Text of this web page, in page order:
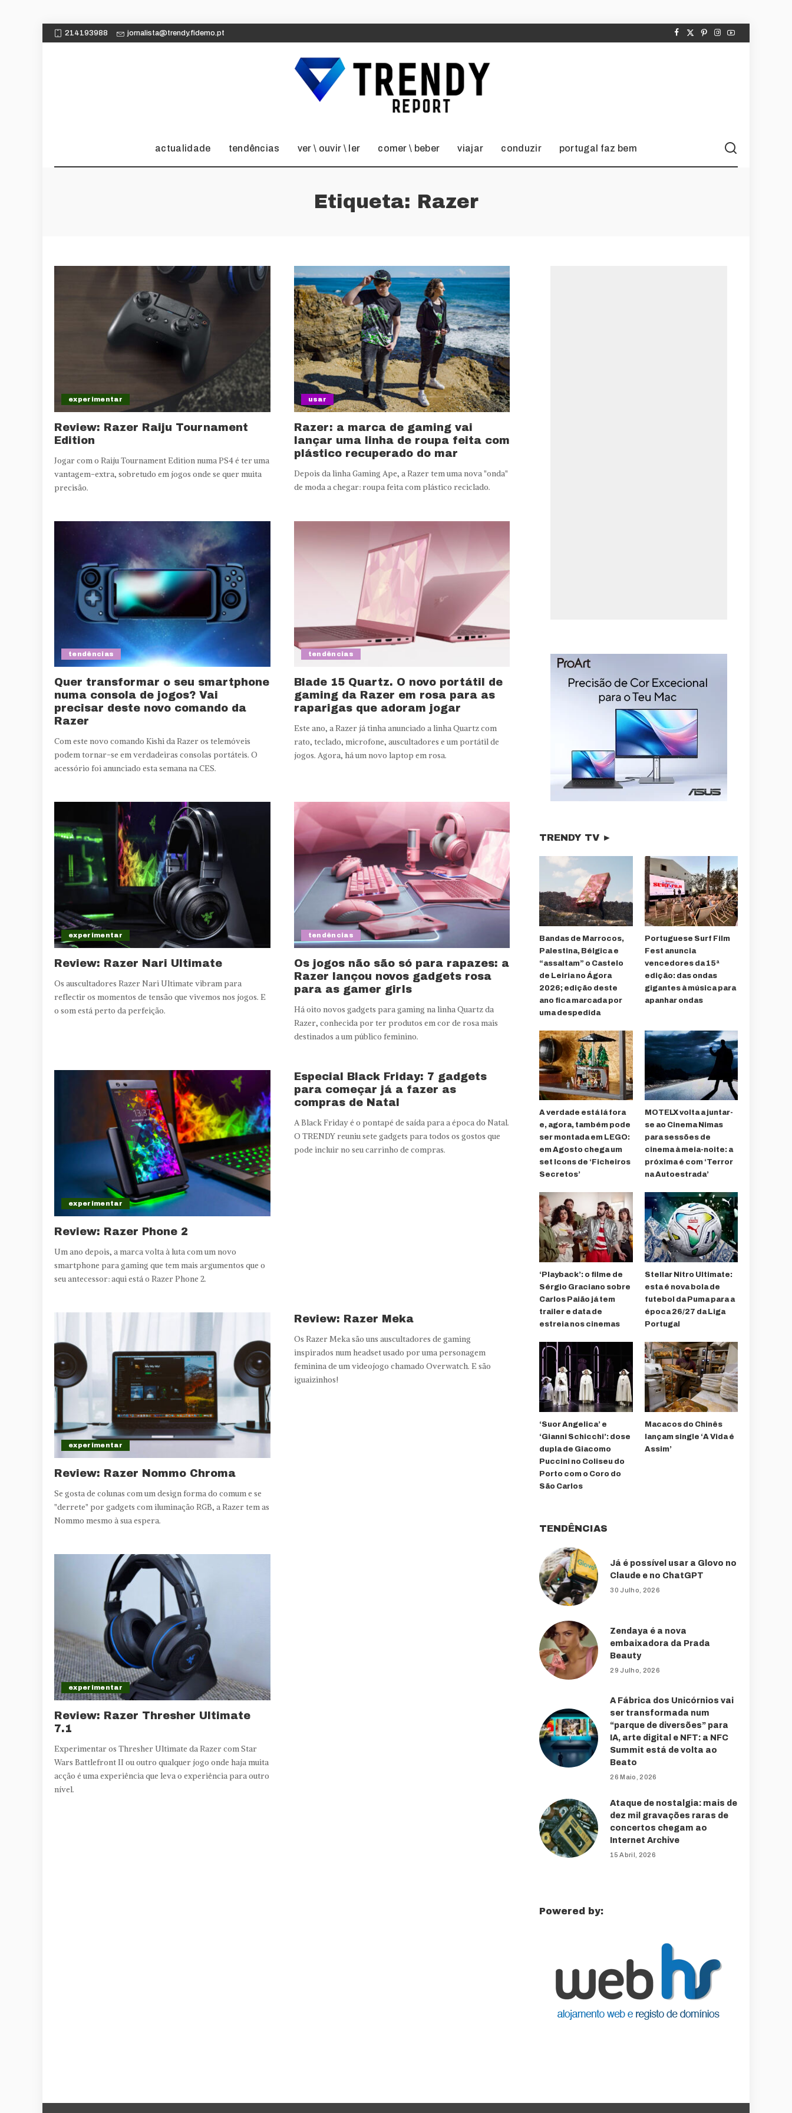
214193988 jornalista@trendy.fidemo.pt
actualidade tendências ver \ ouvir \ ler comer \ beber viajar conduzir portugal faz bem
Etiqueta: Razer
experimentar
Review: Razer Raiju Tournament
Edition
Jogar com o Raiju Tournament Edition numa PS4 é ter uma
vantagem-extra, sobretudo em jogos onde se quer muita
precisão.
usar
Razer: a marca de gaming vai
lançar uma linha de roupa feita com
plástico recuperado do mar
Depois da linha Gaming Ape, a Razer tem uma nova "onda"
de moda a chegar: roupa feita com plástico reciclado.
tendências
Quer transformar o seu smartphone
numa consola de jogos? Vai
precisar deste novo comando da
Razer
Com este novo comando Kishi da Razer os telemóveis
podem tornar-se em verdadeiras consolas portáteis. O
acessório foi anunciado esta semana na CES.
tendências
Blade 15 Quartz. O novo portátil de
gaming da Razer em rosa para as
raparigas que adoram jogar
Este ano, a Razer já tinha anunciado a linha Quartz com
rato, teclado, microfone, auscultadores e um portátil de
jogos. Agora, há um novo laptop em rosa.
experimentar
Review: Razer Nari Ultimate
Os auscultadores Razer Nari Ultimate vibram para
reflectir os momentos de tensão que vivemos nos jogos. E
o som está perto da perfeição.
tendências
Os jogos não são só para rapazes: a
Razer lançou novos gadgets rosa
para as gamer girls
Há oito novos gadgets para gaming na linha Quartz da
Razer, conhecida por ter produtos em cor de rosa mais
destinados a um público feminino.
experimentar
Review: Razer Phone 2
Um ano depois, a marca volta à luta com um novo
smartphone para gaming que tem mais argumentos que o
seu antecessor: aqui está o Razer Phone 2.
Especial Black Friday: 7 gadgets
para começar já a fazer as
compras de Natal
A Black Friday é o pontapé de saída para a época do Natal.
O TRENDY reuniu sete gadgets para todos os gostos que
pode incluir no seu carrinho de compras.
experimentar
Review: Razer Nommo Chroma
Se gosta de colunas com um design forma do comum e se
"derrete" por gadgets com iluminação RGB, a Razer tem as
Nommo mesmo à sua espera.
Review: Razer Meka
Os Razer Meka são uns auscultadores de gaming
inspirados num headset usado por uma personagem
feminina de um videojogo chamado Overwatch. E são
iguaizinhos!
experimentar
Review: Razer Thresher Ultimate
7.1
Experimentar os Thresher Ultimate da Razer com Star
Wars Battlefront II ou outro qualquer jogo onde haja muita
acção é uma experiência que leva o experiência para outro
nível.
TRENDY TV ►
Bandas de Marrocos,
Palestina, Bélgica e
“assaltam” o Castelo
de Leiria no Ágora
2026; edição deste
ano fica marcada por
uma despedida
Portuguese Surf Film
Fest anuncia
vencedores da 15ª
edição: das ondas
gigantes à música para
apanhar ondas
A verdade está lá fora
e, agora, também pode
ser montada em LEGO:
em Agosto chega um
set Icons de ‘Ficheiros
Secretos’
MOTELX volta a juntar-
se ao Cinema Nimas
para sessões de
cinema à meia-noite: a
próxima é com ‘Terror
na Autoestrada’
‘Playback’: o filme de
Sérgio Graciano sobre
Carlos Paião já tem
trailer e data de
estreia nos cinemas
Stellar Nitro Ultimate:
esta é nova bola de
futebol da Puma para a
época 26/27 da Liga
Portugal
‘Suor Angelica’ e
‘Gianni Schicchi’: dose
dupla de Giacomo
Puccini no Coliseu do
Porto com o Coro do
São Carlos
Macacos do Chinês
lançam single ‘A Vida é
Assim’
TENDÊNCIAS
Já é possível usar a Glovo no
Claude e no ChatGPT
30 Julho, 2026
Zendaya é a nova
embaixadora da Prada
Beauty
29 Julho, 2026
A Fábrica dos Unicórnios vai
ser transformada num
“parque de diversões” para
IA, arte digital e NFT: a NFC
Summit está de volta ao
Beato
26 Maio, 2026
Ataque de nostalgia: mais de
dez mil gravações raras de
concertos chegam ao
Internet Archive
15 Abril, 2026
Powered by: